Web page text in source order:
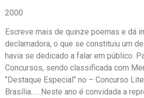
2000
Escreve mais de quinze poemas e dá
declamadora, o que se constituiu um
havia se dedicado a falar em público.
Concursos, sendo classificada com
‘’Destaque Especial‘’ no – Concurso
Brasília……Neste ano é convidada a